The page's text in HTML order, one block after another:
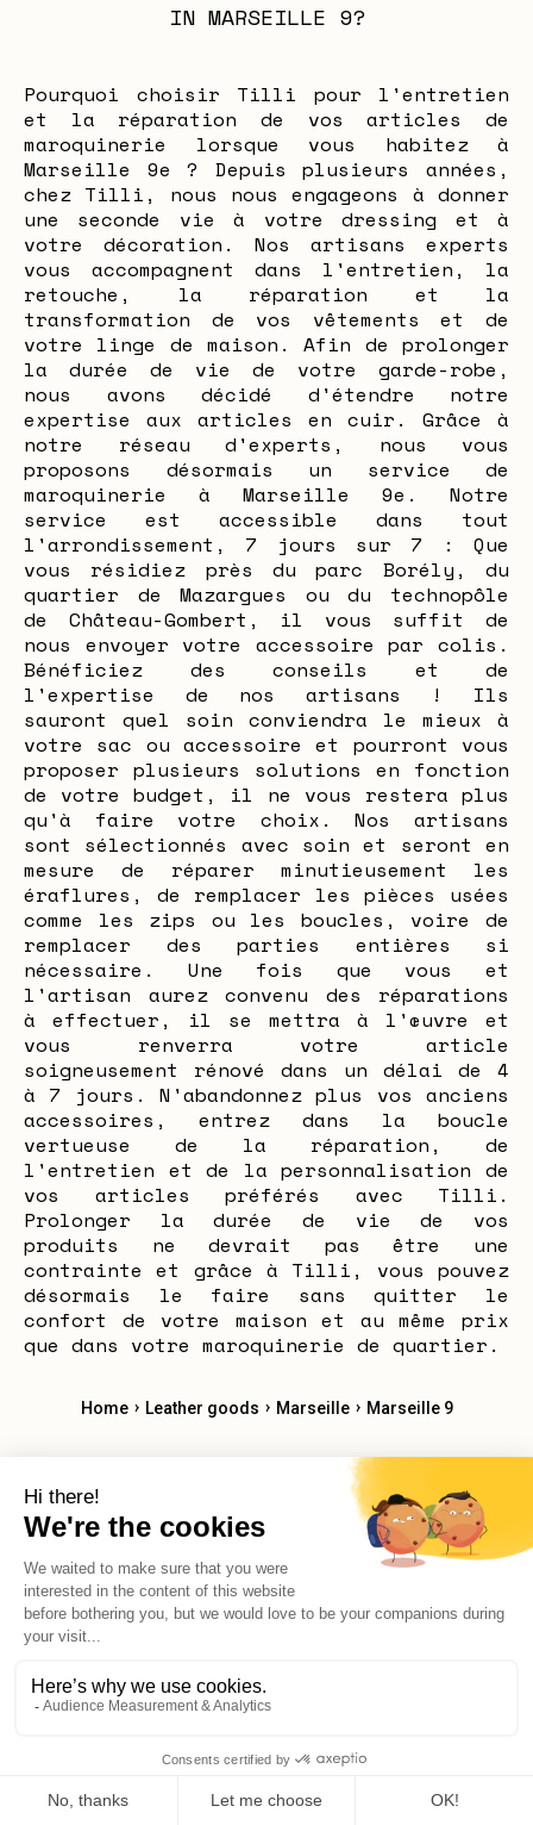
IN MARSEILLE 9?
Pourquoi choisir Tilli pour l'entretien
et la réparation de vos articles de
maroquinerie lorsque vous habitez à
Marseille 9e ? Depuis plusieurs années,
chez Tilli, nous nous engageons à donner
une seconde vie à votre dressing et à
votre décoration. Nos artisans experts
vous accompagnent dans l'entretien, la
retouche, la réparation et la
transformation de vos vêtements et de
votre linge de maison. Afin de prolonger
la durée de vie de votre garde-robe,
nous avons décidé d'étendre notre
expertise aux articles en cuir. Grâce à
notre réseau d'experts, nous vous
proposons désormais un service de
maroquinerie à Marseille 9e. Notre
service est accessible dans tout
l'arrondissement, 7 jours sur 7 : Que
vous résidiez près du parc Borély, du
quartier de Mazargues ou du technopôle
de Château-Gombert, il vous suffit de
nous envoyer votre accessoire par colis.
Bénéficiez des conseils et de
l'expertise de nos artisans ! Ils
sauront quel soin conviendra le mieux à
votre sac ou accessoire et pourront vous
proposer plusieurs solutions en fonction
de votre budget, il ne vous restera plus
qu'à faire votre choix. Nos artisans
sont sélectionnés avec soin et seront en
mesure de réparer minutieusement les
éraflures, de remplacer les pièces usées
comme les zips ou les boucles, voire de
remplacer des parties entières si
nécessaire. Une fois que vous et
l'artisan aurez convenu des réparations
à effectuer, il se mettra à l'œuvre et
vous renverra votre article
soigneusement rénové dans un délai de 4
à 7 jours. N'abandonnez plus vos anciens
accessoires, entrez dans la boucle
vertueuse de la réparation, de
l'entretien et de la personnalisation de
vos articles préférés avec Tilli.
Prolonger la durée de vie de vos
produits ne devrait pas être une
contrainte et grâce à Tilli, vous pouvez
désormais le faire sans quitter le
confort de votre maison et au même prix
que dans votre maroquinerie de quartier.
Home › Leather goods › Marseille › Marseille 9
Maroquinerie Marseille 2
Maroquinerie Marseille 4
Maroquinerie Marseille 5
Maroquinerie Marseille 6
Maroquinerie Marseille 7
Maroquinerie Marseille 10
© 2026 Reekom. All Rights Reserved.
Hello, do you have any questions?